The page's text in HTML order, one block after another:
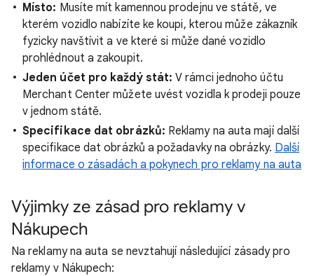
Místo: Musíte mít kamennou prodejnu ve státě, ve
kterém vozidlo nabízíte ke koupi, kterou může zákazník
fyzicky navštívit a ve které si může dané vozidlo
prohlédnout a zakoupit.
Jeden účet pro každý stát: V rámci jednoho účtu
Merchant Center můžete uvést vozidla k prodeji pouze
v jednom státě.
Specifikace dat obrázků: Reklamy na auta mají další
specifikace dat obrázků a požadavky na obrázky. Další
informace o zásadách a pokynech pro reklamy na auta
Výjimky ze zásad pro reklamy v
Nákupech
Na reklamy na auta se nevztahují následující zásady pro
reklamy v Nákupech: